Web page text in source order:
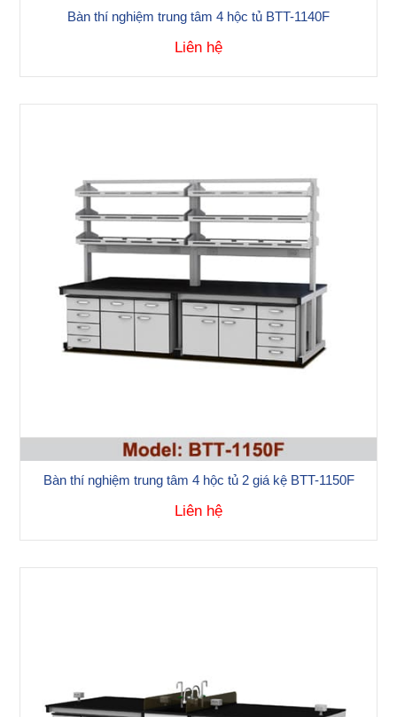
Bàn thí nghiệm trung tâm 4 hộc tủ BTT-1140F
Liên hệ
Bàn thí nghiệm trung tâm 4 hộc tủ 2 giá kệ BTT-1150F
Liên hệ